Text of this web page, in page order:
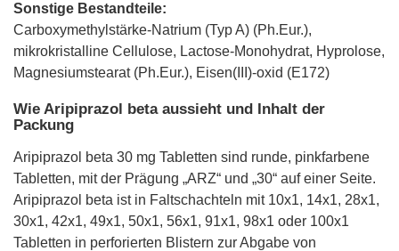
Sonstige Bestandteile:
Carboxymethylstärke-Natrium (Typ A) (Ph.Eur.),
mikrokristalline Cellulose, Lactose-Monohydrat, Hyprolose,
Magnesiumstearat (Ph.Eur.), Eisen(III)-oxid (E172)
Wie Aripiprazol beta aussieht und Inhalt der
Packung
Aripiprazol beta 30 mg Tabletten sind runde, pinkfarbene
Tabletten, mit der Prägung „ARZ“ und „30“ auf einer Seite.
Aripiprazol beta ist in Faltschachteln mit 10x1, 14x1, 28x1,
30x1, 42x1, 49x1, 50x1, 56x1, 91x1, 98x1 oder 100x1
Tabletten in perforierten Blistern zur Abgabe von